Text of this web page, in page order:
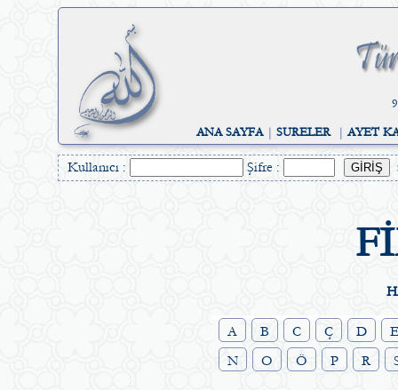
ANA SAYFA| SURELER| AYET
Kullanıcı : Şifre :
A B C Ç D
N
O Ö P R